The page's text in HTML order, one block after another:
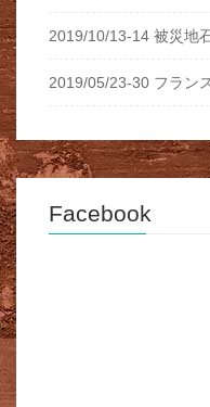
2019/10/13-14 被災地
2019/05/23-30 フラン
Facebook